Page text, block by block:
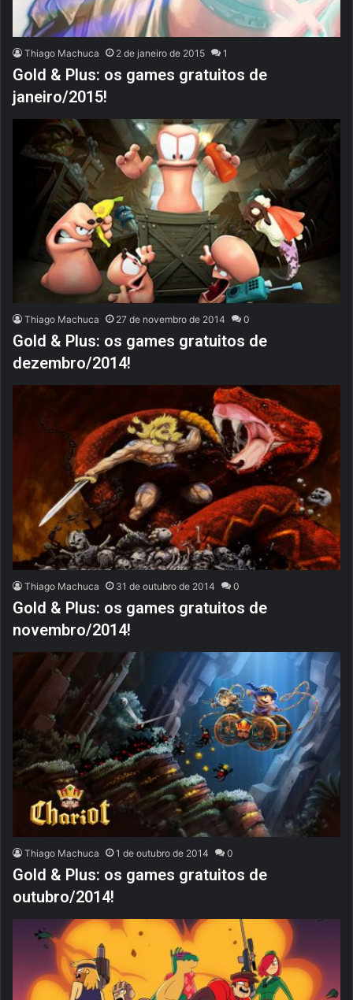
Thiago Machuca 2 de janeiro de 2015 1
Gold & Plus: os games gratuitos de
janeiro/2015!
Thiago Machuca 27 de novembro de 2014 0
Gold & Plus: os games gratuitos de
dezembro/2014!
Thiago Machuca 31 de outubro de 2014 0
Gold & Plus: os games gratuitos de
novembro/2014!
Thiago Machuca 1 de outubro de 2014 0
Gold & Plus: os games gratuitos de
outubro/2014!